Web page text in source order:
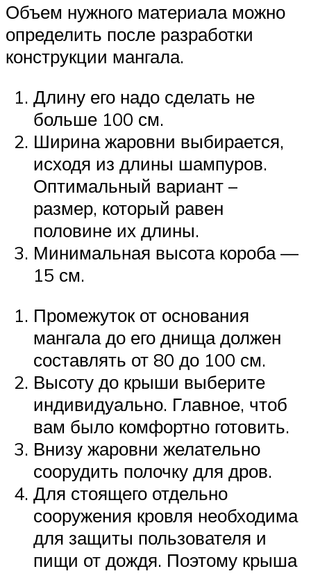
Объем нужного материала можно
определить после разработки
конструкции мангала.
Длину его надо сделать не
больше 100 см.
Ширина жаровни выбирается,
исходя из длины шампуров.
Оптимальный вариант –
размер, который равен
половине их длины.
Минимальная высота короба —
15 см.
Промежуток от основания
мангала до его днища должен
составлять от 80 до 100 см.
Высоту до крыши выберите
индивидуально. Главное, чтоб
вам было комфортно готовить.
Внизу жаровни желательно
соорудить полочку для дров.
Для стоящего отдельно
сооружения кровля необходима
для защиты пользователя и
пищи от дождя. Поэтому крыша